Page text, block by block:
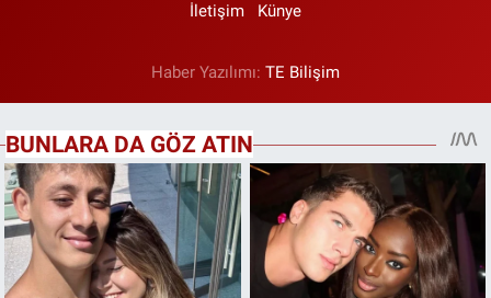
İletişim Künye
Haber Yazılımı: TE Bilişim